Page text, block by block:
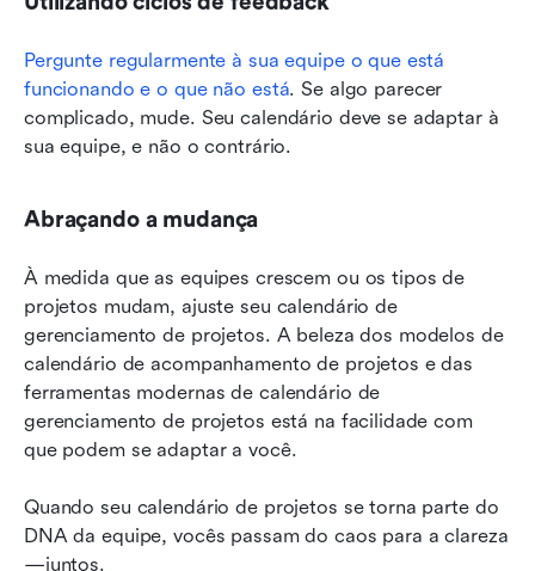
Pergunte regularmente à sua equipe o que está
funcionando e o que não está. Se algo parecer
complicado, mude. Seu calendário deve se adaptar à
sua equipe, e não o contrário.
Abraçando a mudança
À medida que as equipes crescem ou os tipos de
projetos mudam, ajuste seu calendário de
gerenciamento de projetos. A beleza dos modelos de
calendário de acompanhamento de projetos e das
ferramentas modernas de calendário de
gerenciamento de projetos está na facilidade com
que podem se adaptar a você.
Quando seu calendário de projetos se torna parte do
DNA da equipe, vocês passam do caos para a clareza
—juntos.